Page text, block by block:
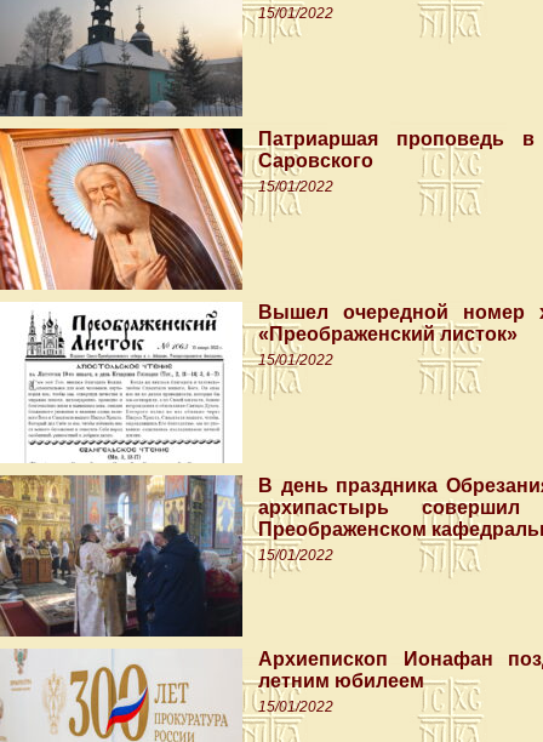
15/01/2022
Патриаршая проповедь
Саровского
15/01/2022
Вышел очередной номер
«Преображенский листок»
15/01/2022
В день праздника
архипастырь
Преображенском
15/01/2022
Архиепископ Ионафан
летним юбилеем
15/01/2022